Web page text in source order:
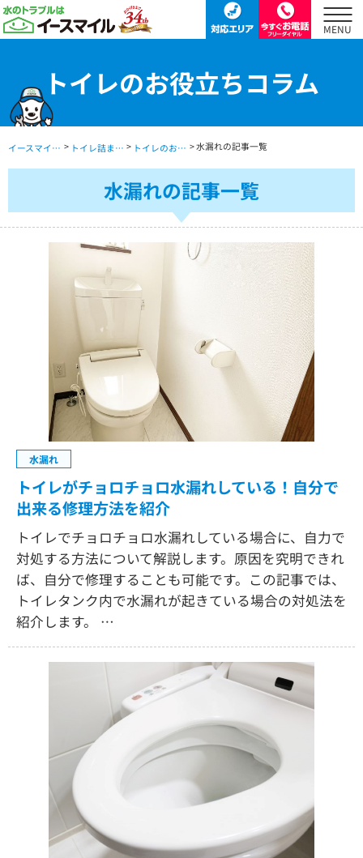
トイレのお役立ちコラム
イースマイル公式サイト TOP > トイレ詰まり・水漏れ・交換修理 TOP > トイレのお役立ちコラム > 水漏れの記事一覧
水漏れの記事一覧
水漏れ
トイレがチョロチョロ水漏れしている！自分で
出来る修理方法を紹介
トイレでチョロチョロ水漏れしている場合に、自力で
対処する方法について解説します。原因を究明できれ
ば、自分で修理することも可能です。この記事では、
トイレタンク内で水漏れが起きている場合の対処法を
紹介します。 …